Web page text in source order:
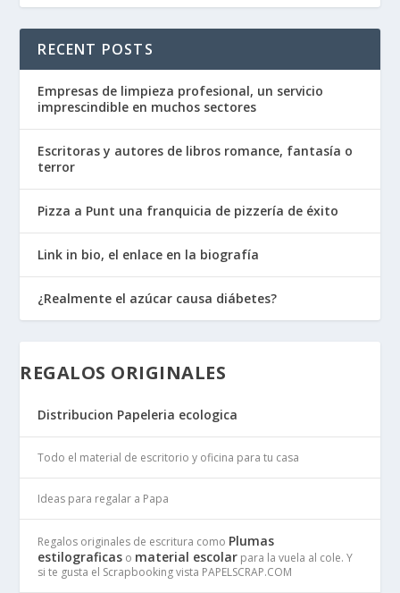
RECENT POSTS
Empresas de limpieza profesional, un servicio
imprescindible en muchos sectores
Escritoras y autores de libros romance, fantasía o
terror
Pizza a Punt una franquicia de pizzería de éxito
Link in bio, el enlace en la biografía
¿Realmente el azúcar causa diábetes?
REGALOS ORIGINALES
Distribucion Papeleria ecologica
Todo el material de escritorio y oficina para tu casa
Ideas para regalar a Papa
Regalos originales de escritura como Plumas
estilograficas o material escolar para la vuela al cole. Y
si te gusta el Scrapbooking vista PAPELSCRAP.COM